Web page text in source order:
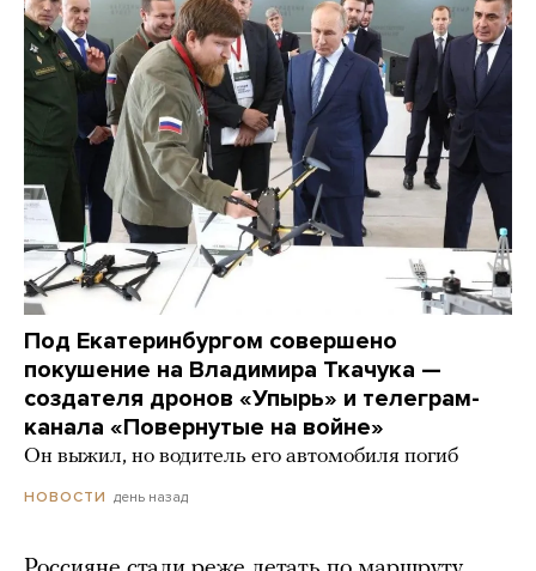
Под Екатеринбургом совершено
покушение на Владимира Ткачука —
создателя дронов «Упырь» и телеграм-
канала «Повернутые на войне»
Он выжил, но водитель его автомобиля погиб
НОВОСТИ день назад